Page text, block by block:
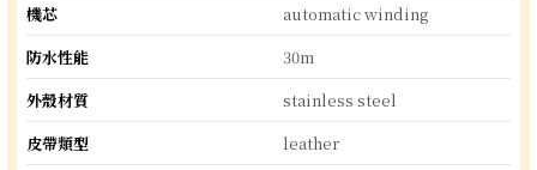
機芯
automatic winding
防水性能
30m
外殼材質
stainless steel
皮帶類型
leather